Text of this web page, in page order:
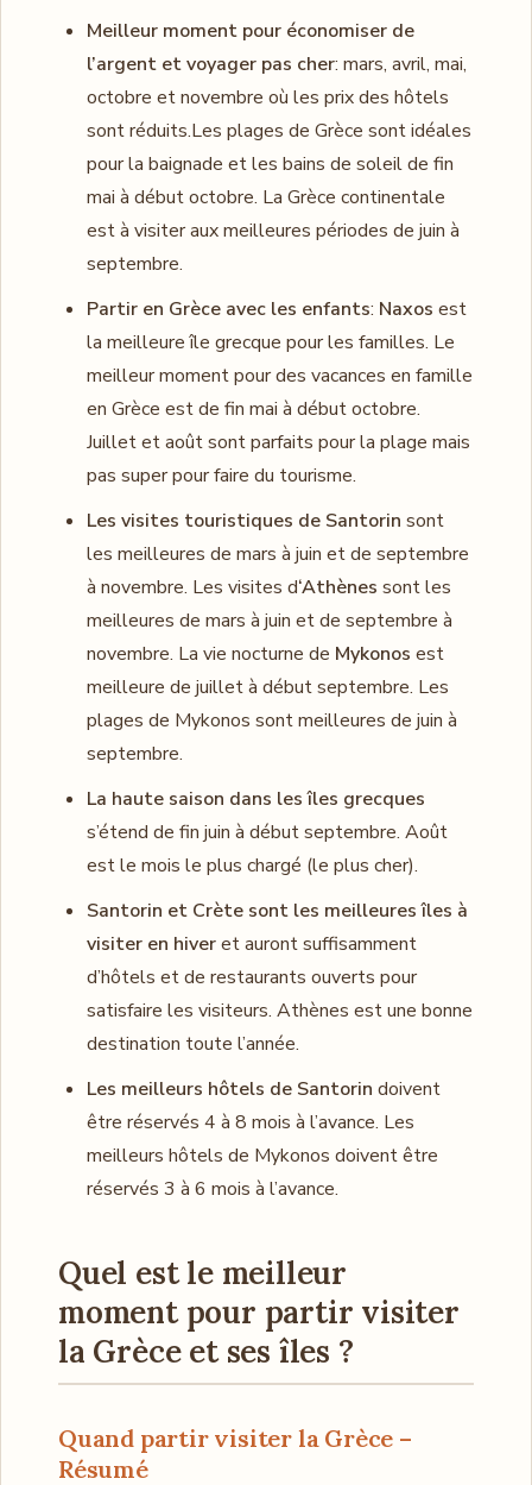
Meilleur moment pour économiser de
l’argent et voyager pas cher: mars, avril, mai,
octobre et novembre où les prix des hôtels
sont réduits.Les plages de Grèce sont idéales
pour la baignade et les bains de soleil de fin
mai à début octobre. La Grèce continentale
est à visiter aux meilleures périodes de juin à
septembre.
Partir en Grèce avec les enfants: Naxos est
la meilleure île grecque pour les familles. Le
meilleur moment pour des vacances en famille
en Grèce est de fin mai à début octobre.
Juillet et août sont parfaits pour la plage mais
pas super pour faire du tourisme.
Les visites touristiques de Santorin sont
les meilleures de mars à juin et de septembre
à novembre. Les visites d‘Athènes sont les
meilleures de mars à juin et de septembre à
novembre. La vie nocturne de Mykonos est
meilleure de juillet à début septembre. Les
plages de Mykonos sont meilleures de juin à
septembre.
La haute saison dans les îles grecques
s’étend de fin juin à début septembre. Août
est le mois le plus chargé (le plus cher).
Santorin et Crète sont les meilleures îles à
visiter en hiveret auront suffisamment
d’hôtels et de restaurants ouverts pour
satisfaire les visiteurs. Athènes est une bonne
destination toute l’année.
Les meilleurs hôtels de Santorin doivent
être réservés 4 à 8 mois à l’avance. Les
meilleurs hôtels de Mykonos doivent être
réservés 3 à 6 mois à l’avance.
Quel est le meilleur
moment pour partir visiter
la Grèce et ses îles ?
Quand partir visiter la Grèce –
Résumé